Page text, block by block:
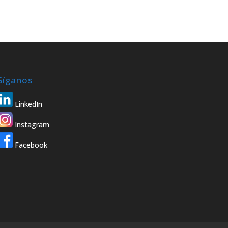
LinkedIn
Instagram
Facebook